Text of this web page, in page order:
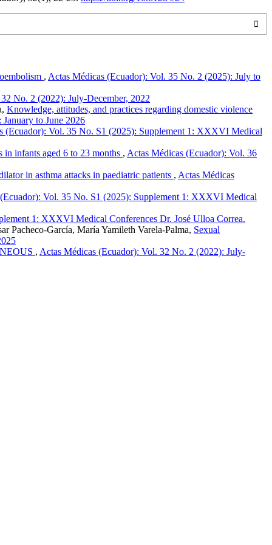
, Actas Médicas (Ecuador): Vol. 35 No. 2 (2025): July to
No. 2 (2022): July-December, 2022
Knowledge, attitudes, and practices regarding domestic violence
to June 2026
(Ecuador): Vol. 35 No. S1 (2025): Supplement 1: XXXVI Medical
infants aged 6 to 23 months , Actas Médicas (Ecuador): Vol. 36
in asthma attacks in paediatric patients , Actas Médicas
Vol. 35 No. S1 (2025): Supplement 1: XXXVI Medical
1: XXXVI Medical Conferences Dr. José Ulloa Correa.
Pacheco-García, María Yamileth Varela-Palma, Sexual
, Actas Médicas (Ecuador): Vol. 32 No. 2 (2022): July-